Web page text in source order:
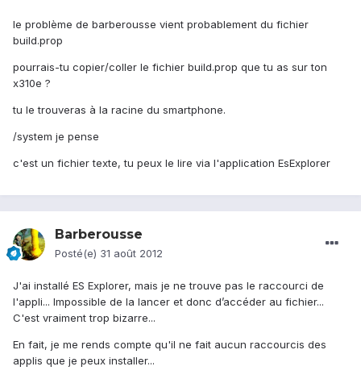
le problème de barberousse vient probablement du fichier
build.prop
pourrais-tu copier/coller le fichier build.prop que tu as sur ton
x310e ?
tu le trouveras à la racine du smartphone.
/system je pense
c'est un fichier texte, tu peux le lire via l'application EsExplorer
Barberousse
Posté(e) 31 août 2012
J'ai installé ES Explorer, mais je ne trouve pas le raccourci de
l'appli... Impossible de la lancer et donc d’accéder au fichier...
C'est vraiment trop bizarre...
En fait, je me rends compte qu'il ne fait aucun raccourcis des
applis que je peux installer...